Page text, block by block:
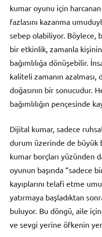
kumar oyunu için
fazlasını kazanma
sebep olabiliyor. Böylece,
bir etkinlik, zamanla
bağımlılığa dönüşebilir.
kaliteli zamanın azalması,
doğasının bir sonucudur.
bağımlılığın pençesinde
Dijital kumar, sadece
durum üzerinde de büyük
kumar borçları yüzünden
oyunun başında “sadece
kayıplarını telafi etme
yatırmaya başladıktan
buluyor. Bu döngü, aile
ve sevgi yerine öfkenin